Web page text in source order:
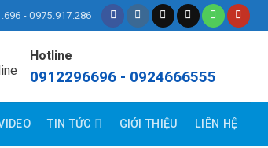
- 0975.917.286
Hotline
0912296696 - 0924666555
TIN TỨC GIỚI THIỆU LIÊN HỆ